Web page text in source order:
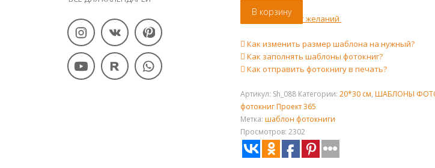
В корзину
Добавить в лист желаний
Как изменить размер шаблона на нужный?
Как заполнять шаблоны фотокниг?
Как отправить фотокнигу в печать?
Артикул: Sh_088 Категории:20*30 см, ШАБЛОНЫ
фотокниг Проект 365
Метка: шаблон фотокниги
Просмотров: 2302